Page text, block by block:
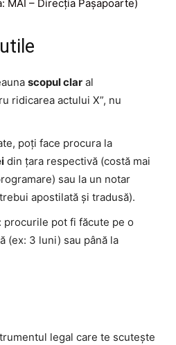
MAI – Direcția Pașapoarte)
scopul clar al
ridicarea actului X”, nu
poți face procura la
din țara respectivă (costă mai
sau la un notar
apostilată și tradusă).
procurile pot fi făcute pe o
(ex: 3 luni) sau până la
legal care te scutește